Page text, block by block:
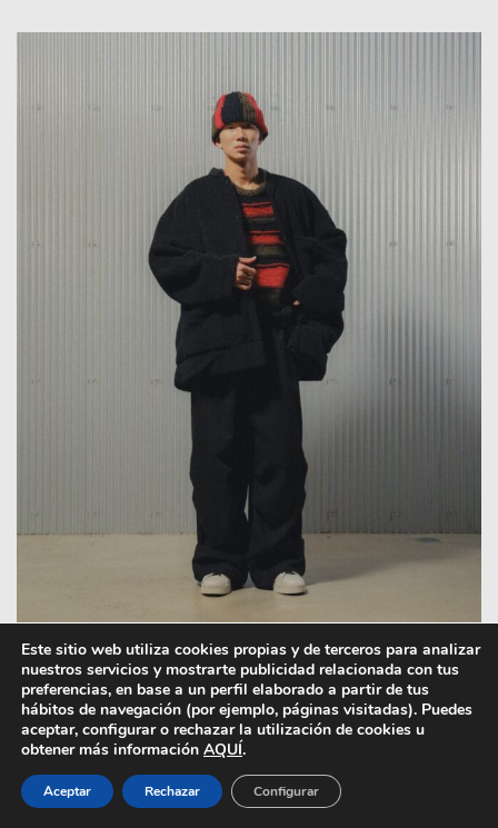
Este sitio web utiliza cookies propias y de terceros para analizar
nuestros servicios y mostrarte publicidad relacionada con tus
preferencias, en base a un perfil elaborado a partir de tus
hábitos de navegación (por ejemplo, páginas visitadas). Puedes
aceptar, configurar o rechazar la utilización de cookies u
obtener más información AQUÍ.
Aceptar Rechazar Configurar